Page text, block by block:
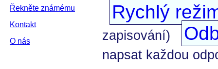
Řekněte známému
Kontakt
O nás
Rychlý
zapisování)
napsat každou